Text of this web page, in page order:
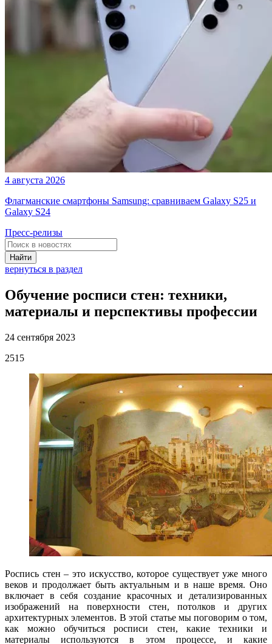
4 августа 2026
Флагманские смартфоны Samsung: сравниваем Galaxy S25 и
Galaxy S24
Пресс-релизы
Найти
вернуться в раздел
Обучение росписи стен: техники,
материалы и перспективы профессии
24 сентября 2023
2515
Роспись стен – это искусство, которое существует уже много
веков и продолжает быть актуальным и в наше время. Оно
включает в себя создание красочных и детализированных
изображений на поверхности стен, потолков и других
архитектурных элементов. В этой статье мы поговорим о том,
как можно обучиться росписи стен, какие техники и
материалы используются в этом процессе, и какие